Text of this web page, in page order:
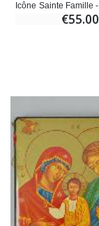
€55.00